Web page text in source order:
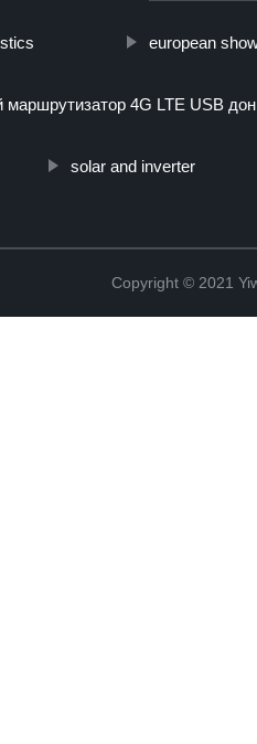
european
маршрутизатор 4G LTE USB
solar and inverter
Copyright © 2021